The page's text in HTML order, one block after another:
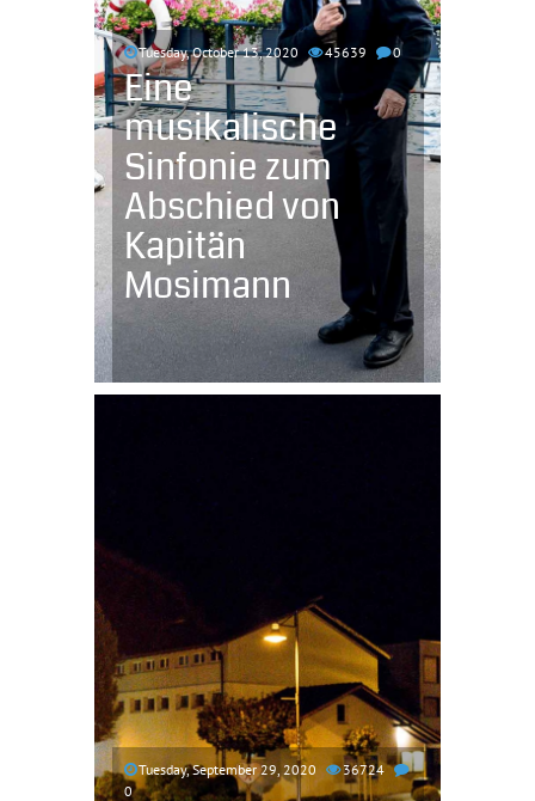
Tuesday, October 13, 2020 45639 0
Eine
musikalische
Sinfonie zum
Abschied von
Kapitän
Mosimann
Tuesday, September 29, 2020
36724
0